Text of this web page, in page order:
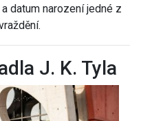
datum narození jedné z
J. K. Tyla